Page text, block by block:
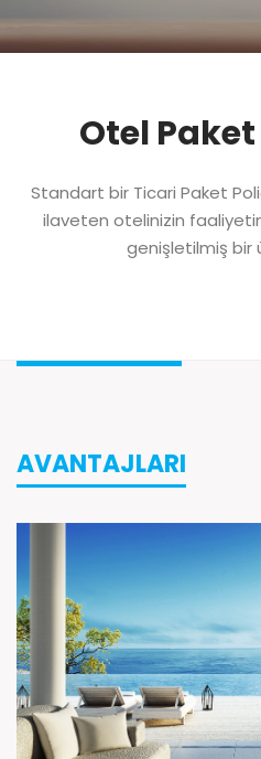
Otel
Standart bir Ticari Paket
ilaveten otelinizin
genişletilmiş bir
AVANTAJLARI